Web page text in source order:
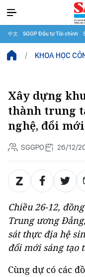
中文 SGGP Đầu tư Tài chính
KHOA HỌC
Xây dựng
thành trung
nghệ, đổi
SGGPO 26/12/
Chiều 26-12,
Trung ương
sát thực địa hệ
đổi mới sáng tạo
Cùng dự có các